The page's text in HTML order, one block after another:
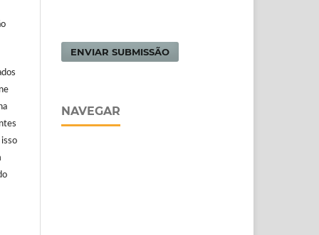
ENVIAR SUBMISSÃO
NAVEGAR